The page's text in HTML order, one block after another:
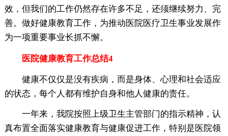
效，但我们的工作仍然存在许多不足，还须继续努力、完
善。做好健康教育工作，为推动医院医疗卫生事业发展作
为一项重要事业长抓不懈。
医院健康教育工作总结4
健康不仅仅是没有疾病，而是身体、心理和社会适应
的状态，每个人都有维护自身和他人健康的责任。
一年来，我院按照上级卫生主管部门的指示精神，认
真布置全面落实健康教育与健康促进工作，特别是医院领